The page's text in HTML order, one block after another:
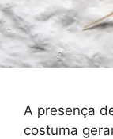
A presença
costuma